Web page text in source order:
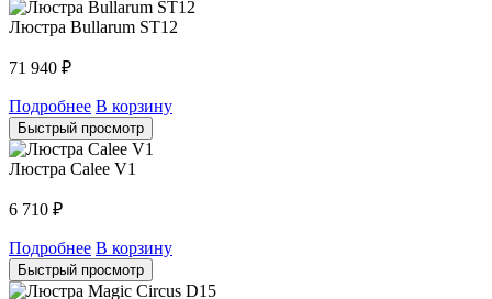
Люстра Bullarum ST12
71 940 ₽
Подробнее В корзину
Быстрый просмотр
Люстра Calee V1
6 710 ₽
Подробнее В корзину
Быстрый просмотр